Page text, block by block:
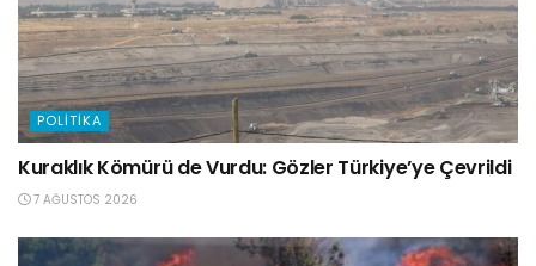
POLITIKA
Kuraklık Kömürü de Vurdu: Gözler Türkiye’ye Çevrildi
7 AĞUSTOS 2026